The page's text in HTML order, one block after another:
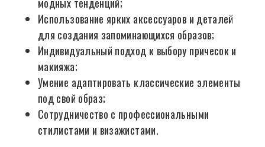
Использование ярких аксессуаров и деталей
для создания запоминающихся образов;
Индивидуальный подход к выбору причесок и
макияжа;
Умение адаптировать классические элементы
под свой образ;
Сотрудничество с профессиональными
стилистами и визажистами.